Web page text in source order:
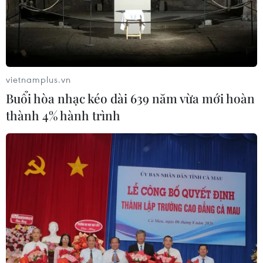
Sẽ thi công đồng loạt Dự án cao tốc
Vinh-Thanh Thủy trong tháng 9
Chưa đầu tư mở rộng Quốc lộ 1 đoạn
Bạc Liêu-Cà Mau giai đoạn 2026-
06/08/2026 12:24
Tuyên Quang khẩn trương khắc
phục sạt lở trên các tuyến giao thông
06/08/2026 11:54
vietnamplus.vn
Buổi hòa nhạc kéo dài 639 năm vừa mới hoàn
thành 4% hành trình